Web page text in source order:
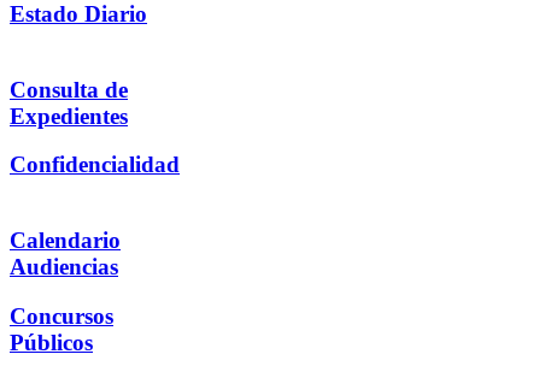
Estado Diario
Consulta de
Expedientes
Confidencialidad
Calendario
Audiencias
Concursos
Públicos